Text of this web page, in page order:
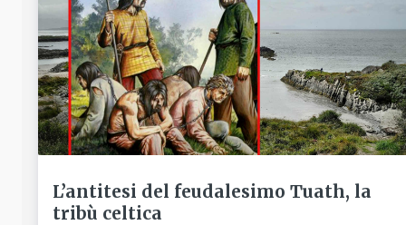
L’antitesi del feudalesimo Tuath, la
tribù celtica